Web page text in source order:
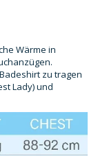
Wärme in
zu tragen
Lady) und